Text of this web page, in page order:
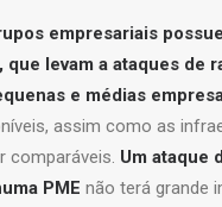
empresariais
que levam a ataques de
e médias
assim como as
comparáveis. Um ataque
PME não terá grande